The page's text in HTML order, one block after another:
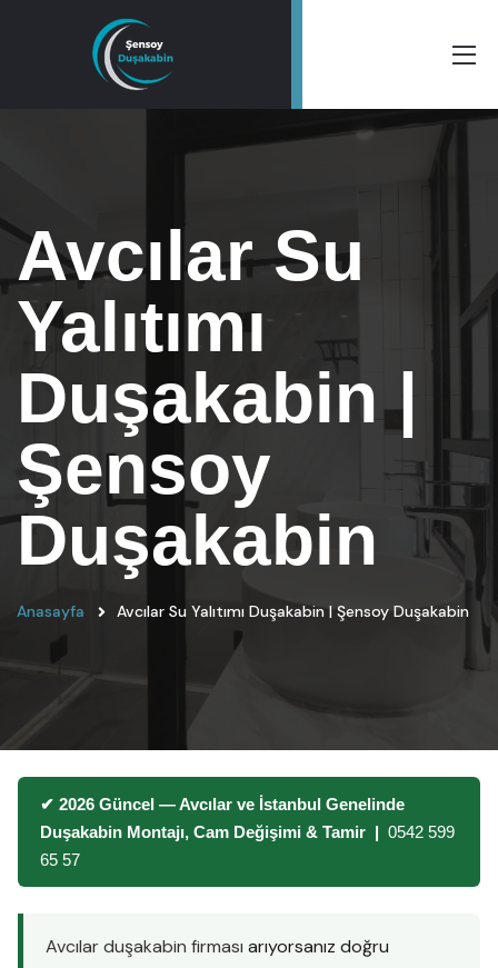
Avcılar Su
Yalıtımı
Duşakabin |
Şensoy
Duşakabin
Anasayfa Avcılar Su Yalıtımı Duşakabin | Şensoy Duşakabin
✔ 2026 Güncel — Avcılar ve İstanbul Genelinde
Duşakabin Montajı, Cam Değişimi & Tamir | 0542 599
65 57
Avcılar duşakabin firması arıyorsanız doğru